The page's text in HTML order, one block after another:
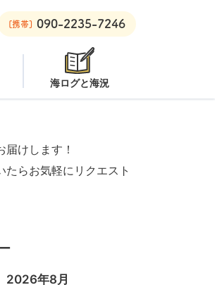
黄金崎ビーチ：潜水注意
[携帯] 090-2235-7246
海ログと海況
けします！
たらお気軽にリクエスト
2026年8月